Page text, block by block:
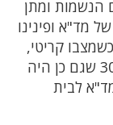
הנשמות ומתן
מד"א ופינינו
קריטי,
במהלך הפינוי ליבו שב לפעום. גבר כבן 30 שגם כן היה
לבית